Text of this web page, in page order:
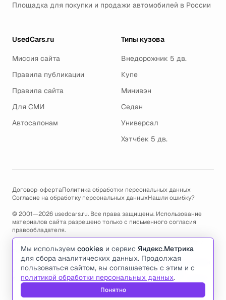
Площадка для покупки и продажи автомобилей в России
UsedCars.ru
Миссия сайта
Правила публикации
Правила сайта
Для СМИ
Автосалонам
Типы кузова
Внедорожник 5 дв.
Купе
Минивэн
Седан
Универсал
Хэтчбек 5 дв.
Договор-офертаПолитика обработки персональных данных
Согласие на обработку персональных данныхНашли ошибку?
© 2001—2026 usedcars.ru. Все права защищены. Использование
материалов сайта разрешено только с письменного согласия
правообладателя.
Пользуясь сайтом, вы соглашаетесь с использованием cookies и
политикой обработки персональных данных.
По всем вопросам связанным с работой сайта, ошибками, глюками
и проблемами обращайтесь по адресу электронной почты
support@usedcars.ruили пишите в телеграм@usedcarsru_support
Мы используем cookies и сервис Яндекс.Метрика
для сбора аналитических данных. Продолжая
пользоваться сайтом, вы соглашаетесь с этим и с
политикой обработки персональных данных.
Понятно